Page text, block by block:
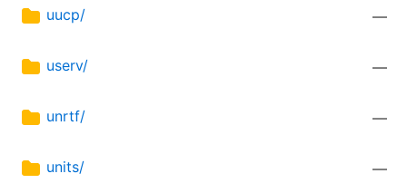
uucp/ —
userv/ —
unrtf/ —
units/ —